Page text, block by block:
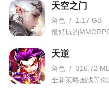
7、武士刀
攻击力：一击致命
是否会惹老师生气：
是否需要目标才能使
天空之门
角色 /
1.17 GB
最好玩的
天逆
角色 / 316.72
全新策略国战等你